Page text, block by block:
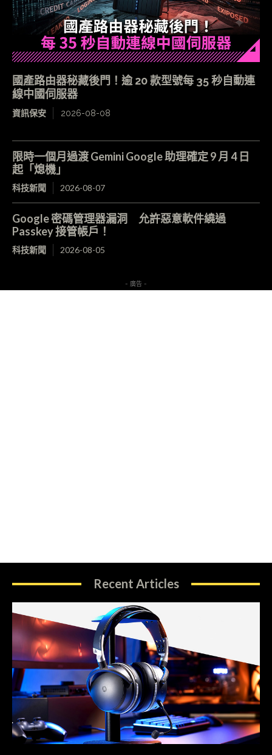
國產路由器秘藏後門！逾 20 款型號每 35 秒自動連
線中國伺服器
資訊保安 2026-08-08
限時一個月過渡 Gemini Google 助理確定 9 月 4 日
起「熄機」
科技新聞 2026-08-07
Google 密碼管理器漏洞 允許惡意軟件繞過
Passkey 接管帳戶！
科技新聞 2026-08-05
- 廣告 -
Recent Articles